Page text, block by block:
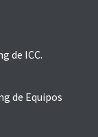
de ICC.
de Equipos